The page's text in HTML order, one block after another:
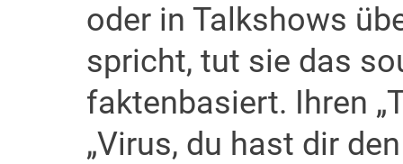
oder in Talkshows
spricht, tut sie das
faktenbasiert. Ihren
„Virus, du hast dir